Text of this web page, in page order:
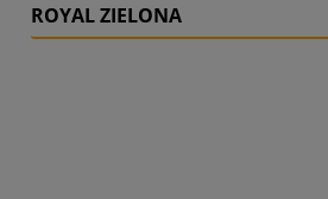
ROYAL ZIELONA